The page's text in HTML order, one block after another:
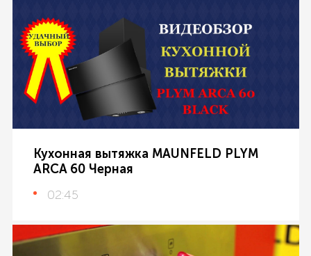
Кухонная вытяжка MAUNFELD PLYM
ARCA 60 Черная
02:45